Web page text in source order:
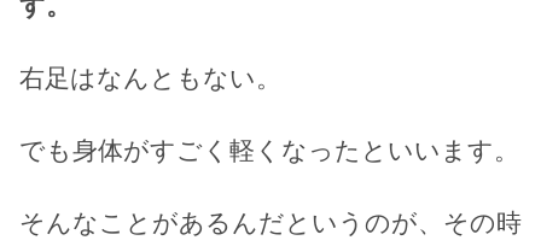
す。
右足はなんともない。
でも身体がすごく軽くなったといいます。
そんなことがあるんだというのが、その時